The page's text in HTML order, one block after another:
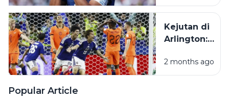
Prancis
Senegal di
PD 2026
Kejutan di
Arlington:
Tahan
Belanda
2 months ago
Popular Article